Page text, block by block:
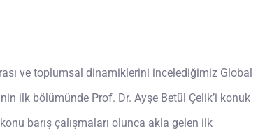
ve toplumsal dinamiklerini incelediğimiz Global
ilk bölümünde Prof. Dr. Ayşe Betül Çelik’i konuk
barış çalışmaları olunca akla gelen ilk